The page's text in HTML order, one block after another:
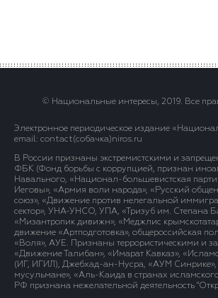
© Национальные интересы, 2019. Все
Электронное периодическое издание
email: contact(сoбaчка)niros.ru
В России признаны экстремистскими и
ФБК (Фонд борьбы с коррупцией, признан
Навального, «Национал-большевистская
Иеговы», «Армия воли народа», «Русский
союз», «Движение против нелегальной
сектор», УНА-УНСО, УПА, «Тризуб им. Степана
«Мизантропик дивижн», «Меджлис
движение «Артподготовка», общероссийская
«Воля», АУЕ. Признаны террористическими и
«Движение Талибан», «Имарат Кавказ»,
(ИГ, ИГИЛ), Джебхад-ан-Нусра, «АУМ Синрике»,
мусульмане», «Аль-Каида в странах
РФ признана нежелательной деятельность